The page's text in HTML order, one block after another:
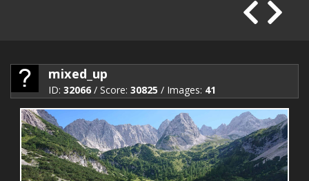
mixed_up
ID: 32066 / Score: 30825 / Images: 41